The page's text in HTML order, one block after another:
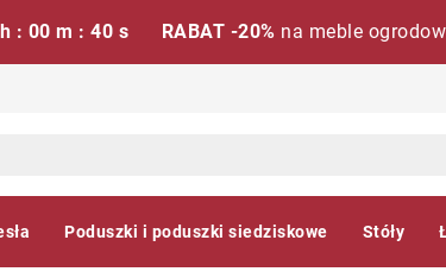
: 00 m : 39 s RABAT -20% na meble
Poduszki i poduszki siedziskowe Stóły